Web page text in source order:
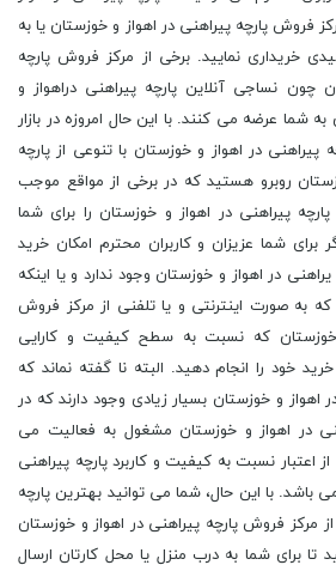
فروش پارچه پیراهنی در اهواز و خوزستان یا به
خریداری نمایید. برخی از مرکز فروش پارچه
چون نساجی آنلاین پارچه پیراهنی دراهواز و
شما عرضه می کنند. با این حال امروزه در بازار
در اهواز و خوزستان با تنوعی از پارچه
روبرو هستید که در برخی از مواقع موجب
پیراهنی در اهواز و خوزستان را برای شما
برای شما عزیزان و کاربران محترم امکان خرید
در اهواز و خوزستان وجود ندارد و یا اینکه
به صورت اینترنتی و یا تلفنی از مرکز فروش
خوزستان که نسبت به سطح کیفیت و کارایی
خود را انجام دهید. البته نا گفته نماند که
اهواز و خوزستان بسیار زیادی وجود دارند که در
در اهواز و خوزستان مشغول به فعالیت می
اعتبار نسبت به کیفیت و کاربرد پارچه پیراهنی
باشد. با این حال، شما می توانید بهترین پارچه
مرکز فروش پارچه پیراهنی در اهواز و خوزستان
تا برای شما به درب منزل یا محل کارتان ارسال